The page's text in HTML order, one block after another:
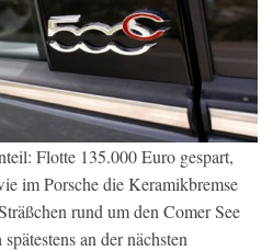
Flotte 135.000 Euro gespart,
im Porsche die Keramikbremse
rund um den Comer See
an der nächsten